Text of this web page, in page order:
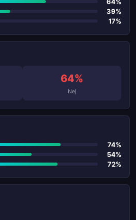
39%
17%
64%
Nej
74%
54%
72%